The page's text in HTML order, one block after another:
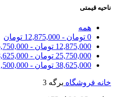
ناحیه قیمتی
همه
0 تومان -
12,875,000 تومان
12,875,000 تومان -
25,750,000 تومان -
38,625,000 تومان -
خانه فروشگاه برگه 3